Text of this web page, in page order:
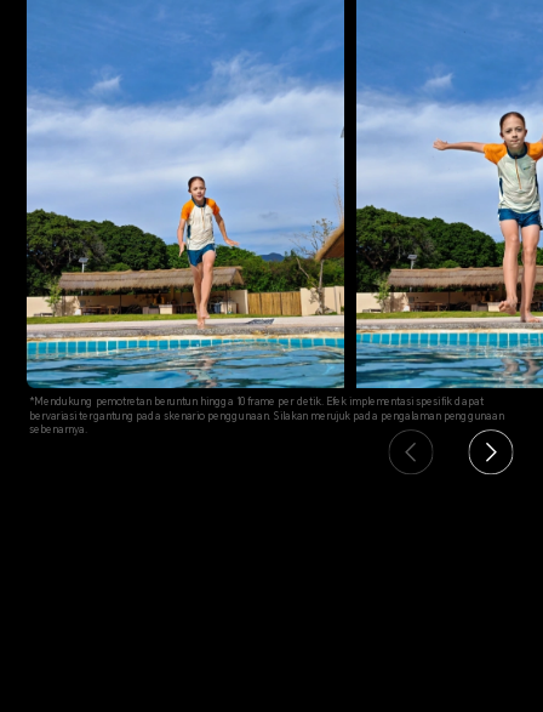
*Mendukung pemotretan beruntun hingga 10 frame per detik. Efek implementasi spesifik dapat
bervariasi tergantung pada skenario penggunaan. Silakan merujuk pada pengalaman penggunaan
sebenarnya.